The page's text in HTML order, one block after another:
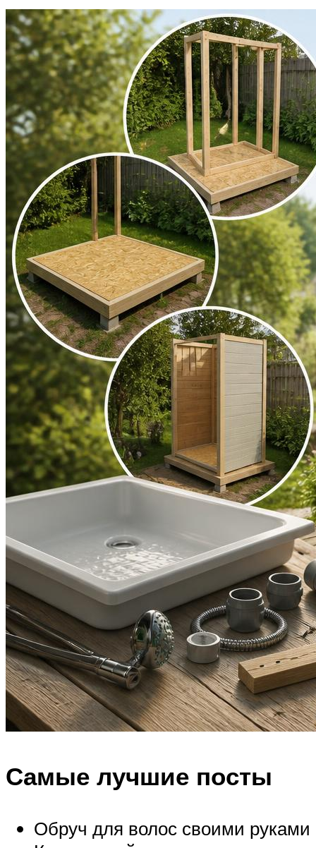
Самые лучшие посты
Обруч для волос своими руками